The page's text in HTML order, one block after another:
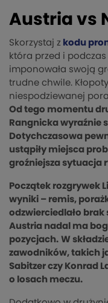
Austria vs
Skorzystaj z kodu
która przed i
imponowała swoją
trudne chwile.
niespodziewanej
Od tego momentu
Rangnicka wyraźnie
Dotychczasowa
ustąpiły miejsca
groźniejsza sytuacja
Początek rozgrywek
wyniki – remis,
odzwierciedlało brak
Austria nadal ma
pozycjach. W
zawodników, takich
Sabitzer czy Konrad
o losach meczu.